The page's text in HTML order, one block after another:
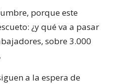
porque este
¿y qué va a pasar
sobre 3.000
a la espera de